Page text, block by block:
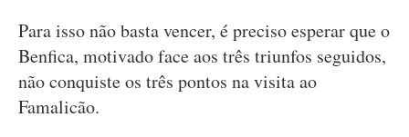
Para isso não basta vencer, é preciso esperar que o
Benfica, motivado face aos três triunfos seguidos,
não conquiste os três pontos na visita ao
Famalicão.